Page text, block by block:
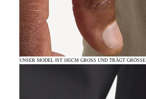
UNSER MODEL IST 185CM GROSS UND TRÄGT GRÖSSE L.